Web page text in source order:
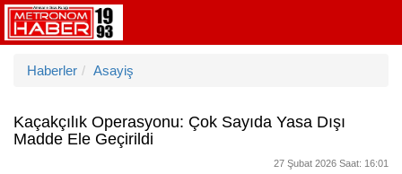
Haberler Asayiş
Kaçakçılık Operasyonu: Çok Sayıda Yasa Dışı
Madde Ele Geçirildi
27 Şubat 2026 Saat: 16:01